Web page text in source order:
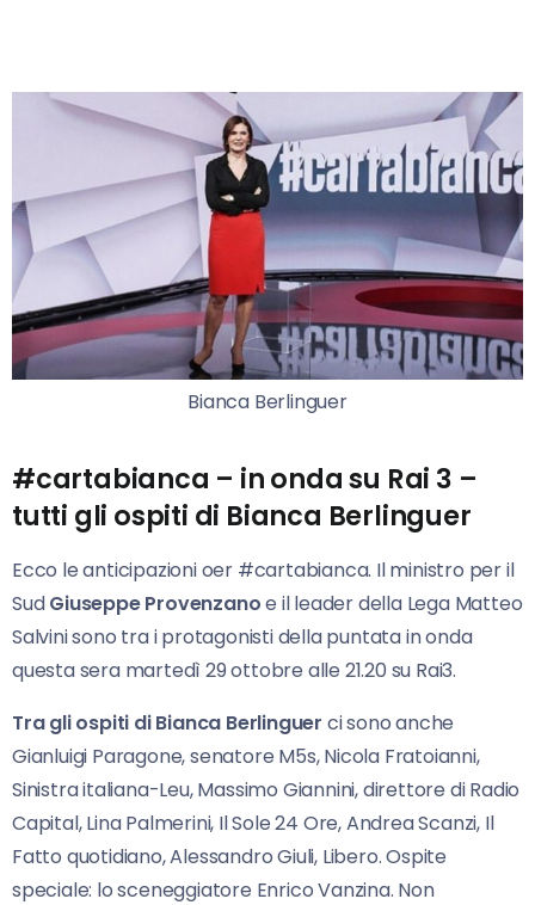
Bianca Berlinguer
#cartabianca – in onda su Rai 3 –
tutti gli ospiti di Bianca Berlinguer
Ecco le anticipazioni oer #cartabianca. Il ministro per il
SudGiuseppe Provenzanoe il leader della Lega Matteo
Salvini sono tra i protagonisti della puntata in onda
questa sera martedì 29 ottobre alle 21.20 su Rai3.
Tra gli ospiti di Bianca Berlinguer ci sono anche
Gianluigi Paragone, senatore M5s, Nicola Fratoianni,
Sinistra italiana-Leu, Massimo Giannini, direttore di Radio
Capital, Lina Palmerini, Il Sole 24 Ore, Andrea Scanzi, Il
Fatto quotidiano, Alessandro Giuli, Libero. Ospite
speciale: lo sceneggiatore Enrico Vanzina. Non